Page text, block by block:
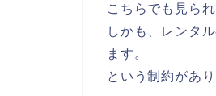
こちらでも見ら
しかも、レンタ
ます。
という制約があ